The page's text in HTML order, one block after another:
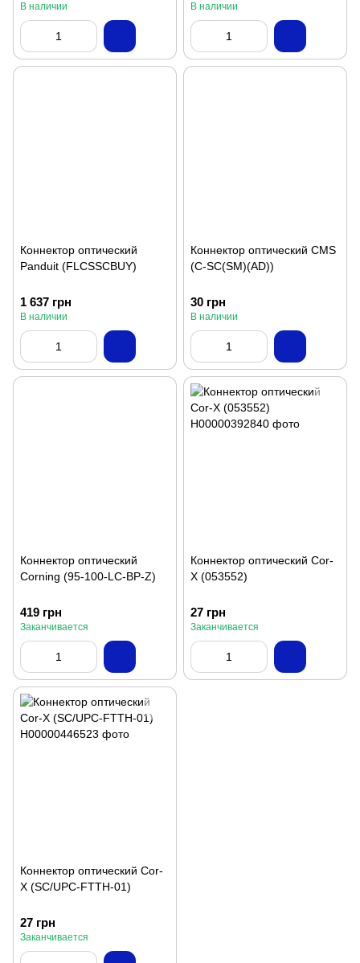
В наличии В наличии
Коннектор оптический
Panduit (FLCSSCBUY)
1 637 грн
В наличии
Коннектор оптический CMS
(C-SC(SM)(AD))
30 грн
В наличии
Коннектор оптический
Corning (95-100-LC-BP-Z)
419 грн
Заканчивается
Коннектор оптический Cor-
X (053552)
27 грн
Заканчивается
Коннектор оптический Cor-
X (SC/UPC-FTTH-01)
27 грн
Заканчивается